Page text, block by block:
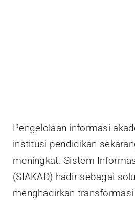
Pengelolaan informasi
institusi pendidikan
meningkat. Sistem
(SIAKAD) hadir sebagai
menghadirkan